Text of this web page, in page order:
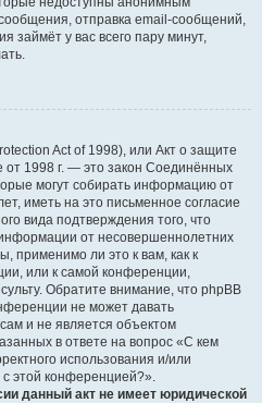
отправка email-сообщений,
займёт у вас всего пару минут,
Act of 1998), или Акт о защите
от 1998 г. — это закон Соединённых
могут собирать информацию от
иметь на это письменное согласие
вида подтверждения того, что
от несовершеннолетних
применимо ли это к вам, как к
или к самой конференции,
Обратите внимание, что phpBB
не может давать
и не является объектом
в ответе на вопрос «С кем
использования и/или
этой конференцией?».
данный акт не имеет юридической